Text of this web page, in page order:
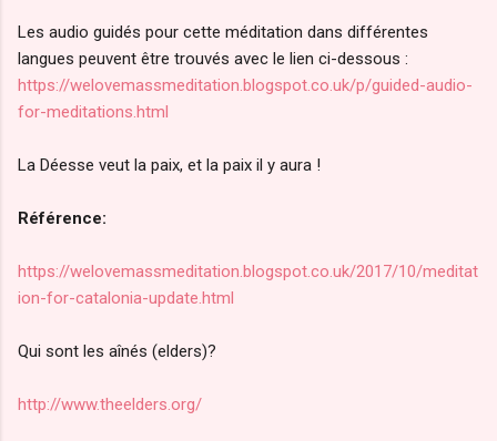
Les audio guidés pour cette méditation dans différentes
langues peuvent être trouvés avec le lien ci-dessous :
https://welovemassmeditation.blogspot.co.uk/p/guided-audio-
for-meditations.html
La Déesse veut la paix, et la paix il y aura !
Référence:
https://welovemassmeditation.blogspot.co.uk/2017/10/meditat
ion-for-catalonia-update.html
Qui sont les aînés (elders)?
http://www.theelders.org/